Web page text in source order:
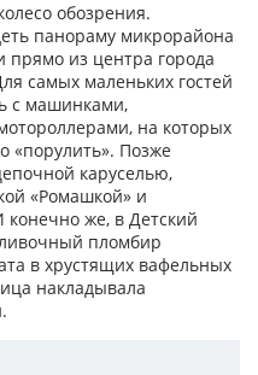
обозрения.
панораму микрорайона
из центра города
самых маленьких гостей
с машинками,
на которых
«порулить». Позже
каруселью,
«Ромашкой» и
конечно же, в Детский
пломбир
в хрустящих вафельных
накладывала